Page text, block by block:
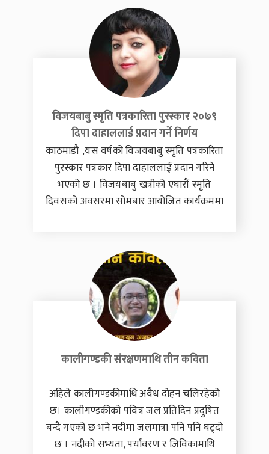
हो। सार्वजनिक सूचीमा समावेश कृतिहरूमा छुदेन
काविमोको उपन्यास ‘उरमाल’, रमेश भुसालको
नियात्रा ‘छालबाटो : कैलाशदेखि गङ्गासम्म’, कुमारी
लामाको निबन्ध संग्रह ‘दर्ज्यु संलाप’, मनप्रसाद
सुब्बाको कवितासंग्रह ‘पञ्चतत्त्वको पालाम’, श्रेयज
सुवेदीको कथासंग्रह ‘बहुरूपी’, सुधीर शर्माको
विजयबाबु स्मृति पत्रकारिता पुरस्कार २०७९
दिपा दाहाललाई प्रदान गर्ने निर्णय
काठमाडौं ,यस वर्षको विजयबाबु स्मृति पत्रकारिता
पुरस्कार पत्रकार दिपा दाहाललाई प्रदान गरिने
भएको छ । विजयबाबु खत्रीको एघारौं स्मृति
दिवसको अवसरमा सोमबार आयोजित कार्यक्रममा
भएको जानकारी दिइन् । पत्रकार दाहालले २०६२
सालमा सुर्खेतको रेडियो भेरीबाट पत्रकारिता सुरू
गरेकी हुन् । त्यसयता रेडियो कान्तिपुर, अन्नपूर्ण
पोष्ट, देशसञ्चार अनलाइन, कान्तिपुर टीभी काम
गरेकी उनी हाल उकालो डटकममा वरिष्ठ
संवाददाताको
कालीगण्डकी संरक्षणमाथि तीन कविता
अहिले कालीगण्डकीमाथि अवैध दोहन चलिरहेको
छ। कालीगण्डकीको पवित्र जल प्रतिदिन प्रदुषित
बन्दै गएको छ भने नदीमा जलमात्रा पनि पनि घट्दो
छ । नदीको सभ्यता, पर्यावरण र जिविकामाथि